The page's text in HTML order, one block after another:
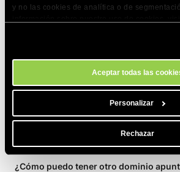
y no las cookies de analítica o de
momento a través de la herramienta
Aceptar todas las
Personalizar
Rechazar
Puedes encontrar más información
archivo .htaccess eneste artículo.
Preguntas
dominios aparcados
¿Cómo puedo tener otro dominio